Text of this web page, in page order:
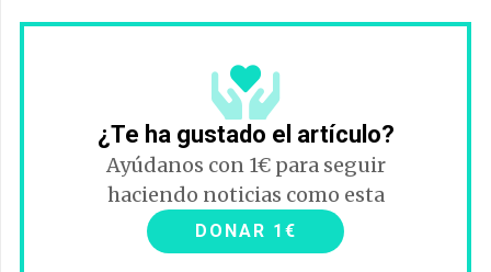
¿Te ha gustado el artículo?
Ayúdanos con 1€ para seguir
haciendo noticias como esta
DONAR 1€